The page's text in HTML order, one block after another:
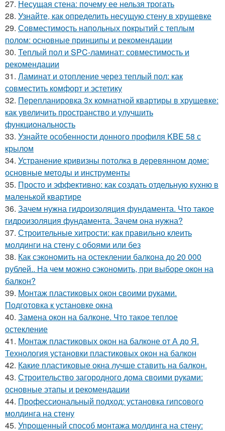
27. Несущая стена: почему ее нельзя трогать
28. Узнайте, как определить несущую стену в хрущевке
29. Совместимость напольных покрытий с теплым
полом: основные принципы и рекомендации
30. Теплый пол и SPC-ламинат: совместимость и
рекомендации
31. Ламинат и отопление через теплый пол: как
совместить комфорт и эстетику
32. Перепланировка 3х комнатной квартиры в хрущевке:
как увеличить пространство и улучшить
функциональность
33. Узнайте особенности донного профиля KBE 58 с
крылом
34. Устранение кривизны потолка в деревянном доме:
основные методы и инструменты
35. Просто и эффективно: как создать отдельную кухню в
маленькой квартире
36. Зачем нужна гидроизоляция фундамента. Что такое
гидроизоляция фундамента. Зачем она нужна?
37. Строительные хитрости: как правильно клеить
молдинги на стену с обоями или без
38. Как сэкономить на остеклении балкона до 20 000
рублей.. На чем можно сэкономить, при выборе окон на
балкон?
39. Монтаж пластиковых окон своими руками.
Подготовка к установке окна
40. Замена окон на балконе. Что такое теплое
остекление
41. Монтаж пластиковых окон на балконе от А до Я.
Технология установки пластиковых окон на балкон
42. Какие пластиковые окна лучше ставить на балкон.
43. Строительство загородного дома своими руками:
основные этапы и рекомендации
44. Профессиональный подход: установка гипсового
молдинга на стену
45. Упрощенный способ монтажа молдинга на стену: